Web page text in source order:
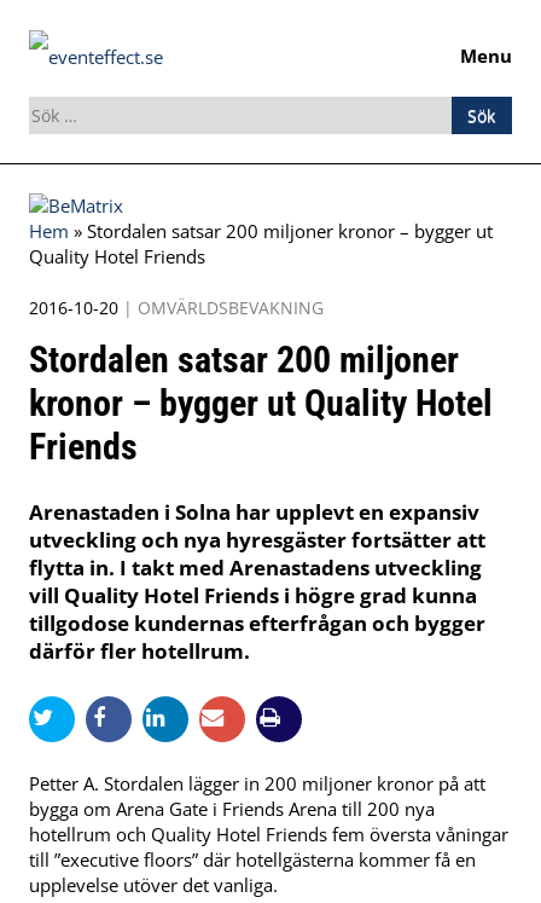
Menu
Sök
efter:
Skip
to
content
Hem » Stordalen satsar 200 miljoner kronor – bygger ut
Quality Hotel Friends
2016-10-20 | OMVÄRLDSBEVAKNING
Stordalen satsar 200 miljoner
kronor – bygger ut Quality Hotel
Friends
Arenastaden i Solna har upplevt en expansiv
utveckling och nya hyresgäster fortsätter att
flytta in. I takt med Arenastadens utveckling
vill Quality Hotel Friends i högre grad kunna
tillgodose kundernas efterfrågan och bygger
därför fler hotellrum.
Petter A. Stordalen lägger in 200 miljoner kronor på att
bygga om Arena Gate i Friends Arena till 200 nya
hotellrum och Quality Hotel Friends fem översta våningar
till ”executive floors” där hotellgästerna kommer få en
upplevelse utöver det vanliga.